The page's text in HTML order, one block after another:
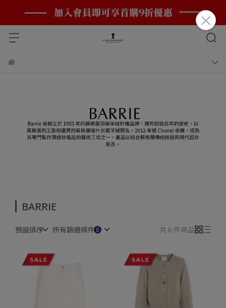
BARRIE
預設排序 所有篩選條件 共 6 件商品